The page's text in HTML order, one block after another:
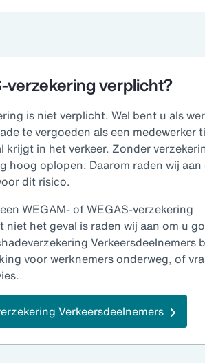
verzekering verplicht?
is niet verplicht. Wel bent u als
te vergoeden als een medewerker
krijgt in het verkeer. Zonder
hoog oplopen. Daarom raden wij aan
dit risico.
WEGAM- of WEGAS-verzekering
het geval is raden wij aan om u
Verkeersdeelnemers
voor werknemers onderweg, of
Verkeersdeelnemers